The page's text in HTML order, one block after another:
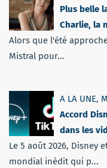
Plus belle
Charlie, la
Alors que l'été
Mistral pour...
A LA UNE,
Accord
dans les
Le 5 août 2026, Disney
mondial inédit qui p...